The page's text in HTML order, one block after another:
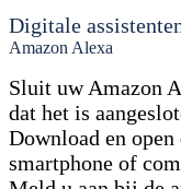
Digitale
Amazon Alexa
Sluit uw Amazon
dat het is
Download en
smartphone of